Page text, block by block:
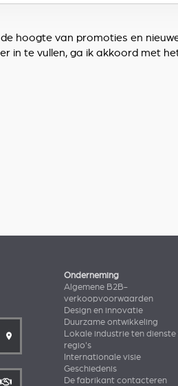
hoogte van promoties en
in te vullen, ga ik akkoord met
Onderneming
Algemene B2B-
verkoopvoorwaarden
Design en innovatie
Duurzame ontwikkeling
Lokale industrie ten dienste
regio's
Internationale visie
Geschiedenis
De fabrikant contacteren